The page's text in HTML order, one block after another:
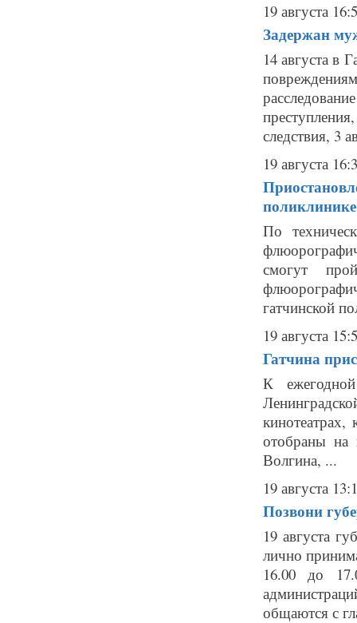
19 августа
Задержан
14 августа в
следствия, 3
19 августа
поликлинике
По
смогут
гатчинской
19 августа
Гатчина
К
отобраны на
Волгина, ...
19 августа
Позвони
19 августа
лично
16.00 до
общаются с